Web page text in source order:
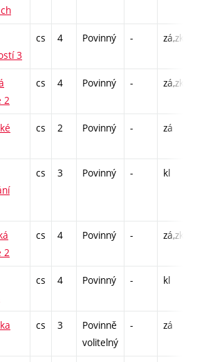
3
cs 4 Povinný - zá,zk
2
cs 4 Povinný - zá,zk
cs 2 Povinný - zá
cs 3 Povinný - kl
2
cs 4 Povinný - zá,zk
cs 4 Povinný - kl
cs 3
Povinně
volitelný
- zá